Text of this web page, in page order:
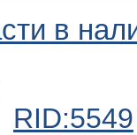
в
RID:5549